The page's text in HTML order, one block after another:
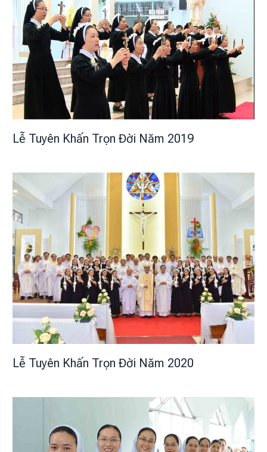
Lễ Tuyên Khấn Trọn Đời Năm 2019
Lễ Tuyên Khấn Trọn Đời Năm 2020